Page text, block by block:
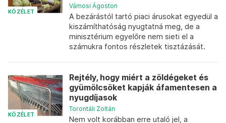
KÖZÉLET
Vámosi Ágoston
A bezárástól tartó piaci árusokat egyedül a
kiszámíthatóság nyugtatná meg, de a
minisztérium egyelőre nem sieti el a
számukra fontos részletek tisztázását.
KÖZÉLET
Rejtély, hogy miért a zöldégeket és
gyümölcsöket kapják áfamentesen a
nyugdíjasok
Torontáli Zoltán
Nem volt korábban erre utaló jel, a